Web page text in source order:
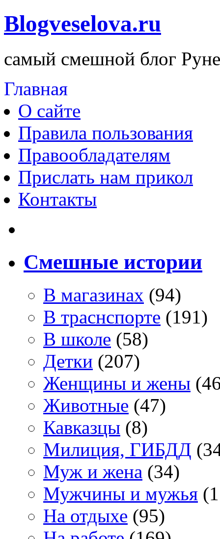
Blogveselova.ru
самый смешной блог
Главная
О сайте
Правила пользования
Правообладателям
Прислать нам прикол
Контакты
Смешные истории
В магазинах (94)
В траснспорте (191)
В школе (58)
Детки (207)
Женщины и жены
Животные (47)
Кавказцы (8)
Милиция, ГИБДД
Муж и жена (34)
Мужчины и мужья
На отдыхе (95)